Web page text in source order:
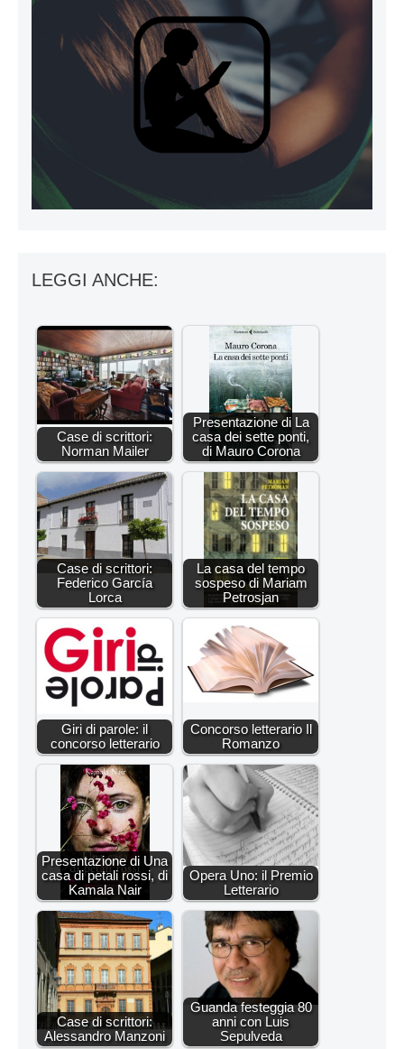
LEGGI ANCHE:
Case di scrittori:
Norman Mailer
Presentazione di La
casa dei sette ponti,
di Mauro Corona
Case di scrittori:
Federico García
Lorca
La casa del tempo
sospeso di Mariam
Petrosjan
Giri di parole: il
concorso letterario
Concorso letterario Il
Romanzo
Presentazione di Una
casa di petali rossi, di
Kamala Nair
Opera Uno: il Premio
Letterario
Case di scrittori:
Alessandro Manzoni
Guanda festeggia 80
anni con Luis
Sepulveda